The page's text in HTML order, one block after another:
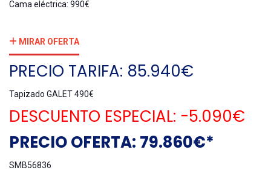
Cama eléctrica: 990€
MIRAR OFERTA
PRECIO TARIFA: 85.940€
Tapizado GALET 490€
DESCUENTO ESPECIAL: -5.090€
PRECIO OFERTA: 79.860€*
SMB56836